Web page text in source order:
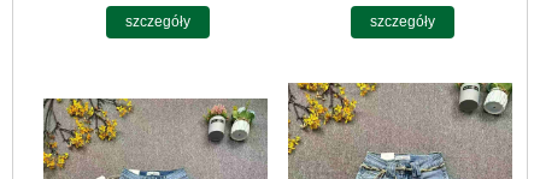
szczegóły szczegóły